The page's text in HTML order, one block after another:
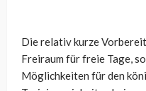
Die relativ kurze
Freiraum für freie Tage,
Möglichkeiten für den